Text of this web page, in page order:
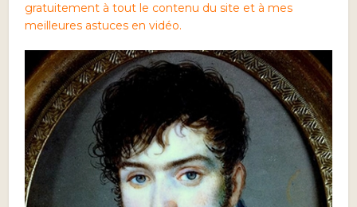
gratuitement à tout le contenu du site et à mes
meilleures astuces en vidéo.